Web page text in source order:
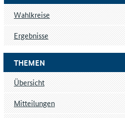
THEMEN
Übersicht
Mitteilungen
Wahlkreise
Ergebnisse